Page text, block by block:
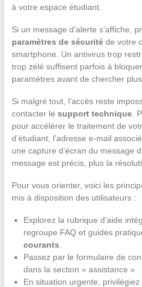
à votre espace étudiant.
Si un message d’alerte s’affiche,
paramètres de sécuritéde votre
smartphone. Un antivirus trop
trop zélé suffisent parfois à
paramètres avant de chercher plus
Si malgré tout, l’accès reste
contacter le support technique.
pour accélérer le traitement de
d’étudiant, l’adresse e-mail
une capture d’écran du message
message est précis, plus la
Pour vous orienter, voici les
mis à disposition des utilisateurs :
Explorez la rubrique d’aide
regroupe FAQ et guides
courants
Passez par le formulaire de
dans la section « assistance ».
En situation urgente,